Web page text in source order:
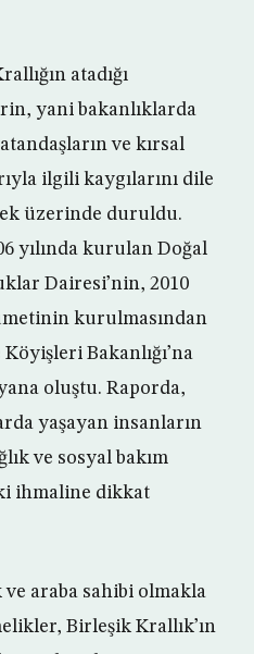
atadığı
yani bakanlıklarda
ve kırsal
ilgili kaygılarını dile
üzerinde duruldu.
yılında kurulan Doğal
Dairesi’nin, 2010
kurulmasından
Bakanlığı’na
oluştu. Raporda,
yaşayan insanların
ve sosyal bakım
ihmaline dikkat
araba sahibi olmakla
Birleşik Krallık’ın